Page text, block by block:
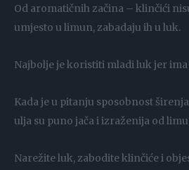
Od aromatičnih začina – klinčići
umjesto u limun, zabadaju ih u luk.
Najbolje je koristiti mladi luk jer
Kada je u pitanju sposobnost
ulja su puno jača i izraženija od
Narežite luk, zabodite klinčiće i